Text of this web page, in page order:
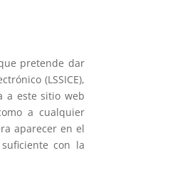
pretende dar
(LSSICE),
a este sitio web
a cualquier
aparecer en el
con la